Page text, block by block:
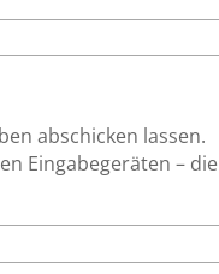
abschicken lassen.
Eingabegeräten – die